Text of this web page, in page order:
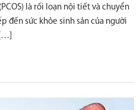
là rối loạn nội tiết và chuyển
đến sức khỏe sinh sản của người